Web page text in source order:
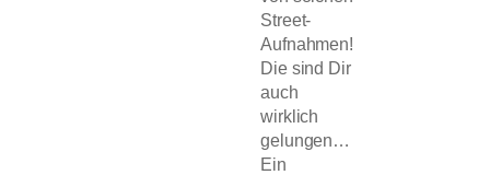
Street-
Aufnahmen!
Die sind Dir
auch
wirklich
gelungen…
Ein